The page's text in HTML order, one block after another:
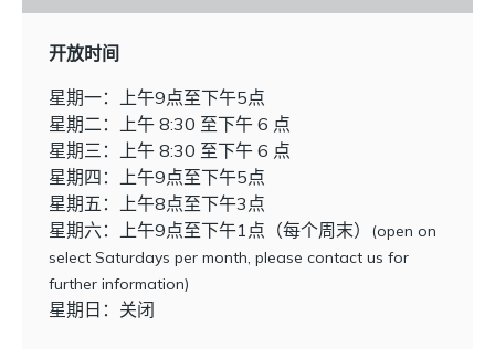
开放时间
星期一：上午9点至下午5点
星期二：上午 8:30 至下午 6 点
星期三：上午 8:30 至下午 6 点
星期四：上午9点至下午5点
星期五：上午8点至下午3点
星期六：上午9点至下午1点（每个周末）
(open on
select Saturdays per month, please contact us for
further information)
星期日：关闭